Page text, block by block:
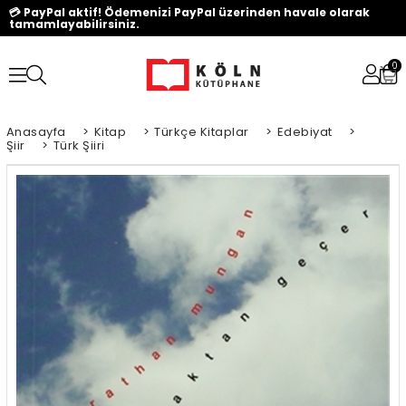
💳 PayPal aktif! Ödemenizi PayPal üzerinden havale olarak
tamamlayabilirsiniz.
0
Anasayfa > Kitap > Türkçe Kitaplar > Edebiyat >
Şiir > Türk Şiiri